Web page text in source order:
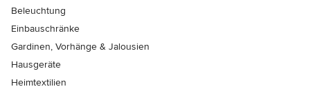
Beleuchtung
Einbauschränke
Gardinen, Vorhänge & Jalousien
Hausgeräte
Heimtextilien